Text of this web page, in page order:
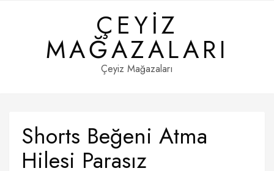
ÇEYIZ
MAĞAZALARI
Çeyiz Mağazaları
Shorts Beğeni Atma
Hilesi Parasız